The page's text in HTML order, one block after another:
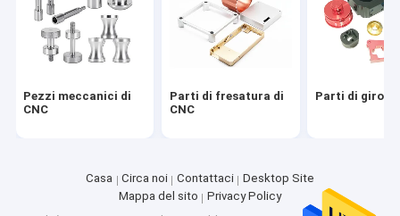
Pezzi meccanici di
CNC
Parti di fresatura di
CNC
Parti di giro di
Casa Circa noi Contattaci
Desktop Site
Mappa del sito
Privacy Policy